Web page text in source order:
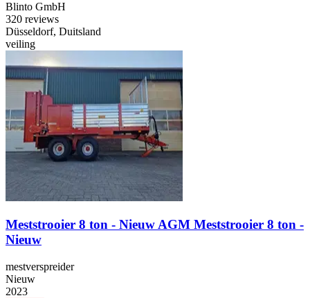
Blinto GmbH
320 reviews
Düsseldorf, Duitsland
veiling
Meststrooier 8 ton - Nieuw AGM Meststrooier 8 ton -
Nieuw
mestverspreider
Nieuw
2023